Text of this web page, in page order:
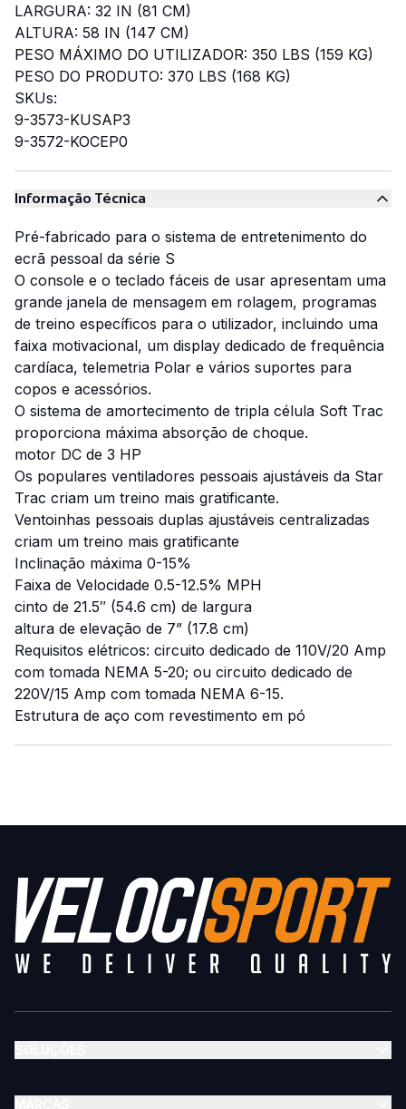
LARGURA: 32 IN (81 CM)
ALTURA: 58 IN (147 CM)
PESO MÁXIMO DO UTILIZADOR: 350 LBS (159 KG)
PESO DO PRODUTO: 370 LBS (168 KG)
SKUs:
9-3573-KUSAP3
9-3572-KOCEP0
Informação Técnica
Pré-fabricado para o sistema de entretenimento do
ecrã pessoal da série S
O console e o teclado fáceis de usar apresentam uma
grande janela de mensagem em rolagem, programas
de treino específicos para o utilizador, incluindo uma
faixa motivacional, um display dedicado de frequência
cardíaca, telemetria Polar e vários suportes para
copos e acessórios.
O sistema de amortecimento de tripla célula Soft Trac
proporciona máxima absorção de choque.
motor DC de 3 HP
Os populares ventiladores pessoais ajustáveis da Star
Trac criam um treino mais gratificante.
Ventoinhas pessoais duplas ajustáveis centralizadas
criam um treino mais gratificante
Inclinação máxima 0-15%
Faixa de Velocidade 0.5-12.5% MPH
cinto de 21.5″ (54.6 cm) de largura
altura de elevação de 7” (17.8 cm)
Requisitos elétricos: circuito dedicado de 110V/20 Amp
com tomada NEMA 5-20; ou circuito dedicado de
220V/15 Amp com tomada NEMA 6-15.
Estrutura de aço com revestimento em pó